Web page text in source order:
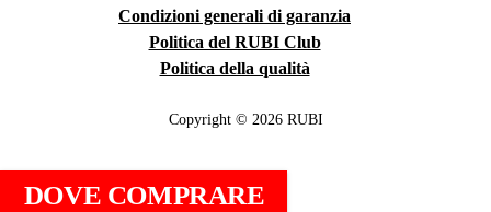
DOVE COMPRARE
Condizioni generali di garanzia
Politica del RUBI Club
Politica della qualità
Copyright © 2026 RUBI